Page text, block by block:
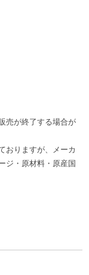
売が終了する場合が
おりますが、メーカ
ジ・原材料・原産国